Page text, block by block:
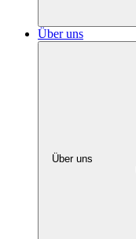
Über uns
Über uns